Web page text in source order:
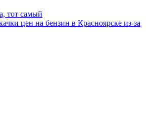
тот самый
цен на бензин в Красноярске из-за